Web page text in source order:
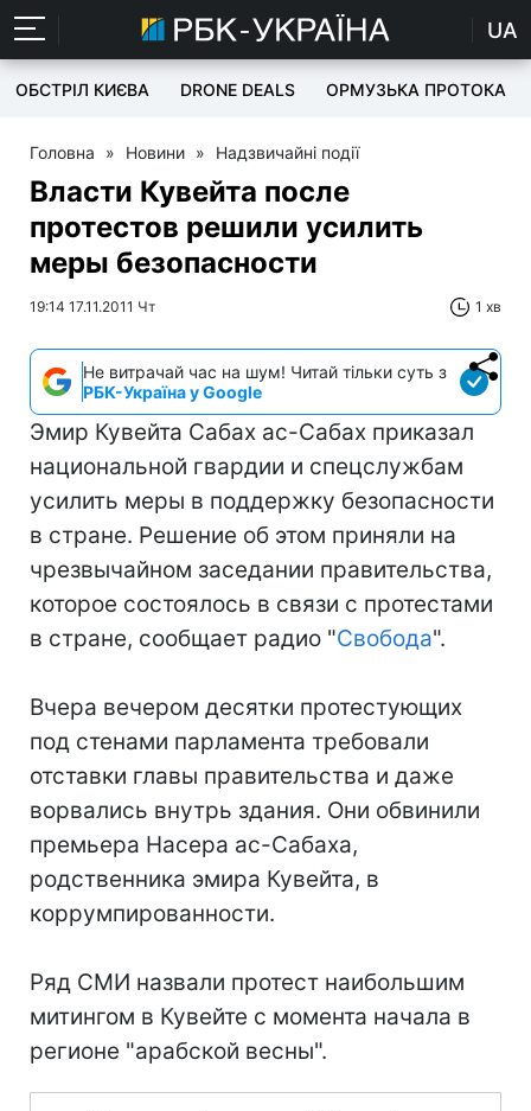
UA
ОБСТРІЛ КИЄВА DRONE DEALS ОРМУЗЬКА ПРОТОКА
Головна » Новини » Надзвичайні події
Власти Кувейта после
протестов решили усилить
меры безопасности
19:14 17.11.2011 Чт 1 хв
Не витрачай час на шум! Читай тільки суть з
РБК-Україна у Google
Эмир Кувейта Сабах ас-Сабах приказал
национальной гвардии и спецслужбам
усилить меры в поддержку безопасности
в стране. Решение об этом приняли на
чрезвычайном заседании правительства,
которое состоялось в связи с протестами
в стране, сообщает радио "Свобода".
Вчера вечером десятки протестующих
под стенами парламента требовали
отставки главы правительства и даже
ворвались внутрь здания. Они обвинили
премьера Насера ас-Сабаха,
родственника эмира Кувейта, в
коррумпированности.
Ряд СМИ назвали протест наибольшим
митингом в Кувейте с момента начала в
регионе "арабской весны".